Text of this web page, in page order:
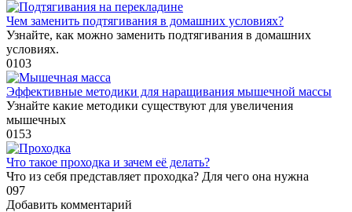
Чем заменить подтягивания в домашних условиях?
Узнайте, как можно заменить подтягивания в домашних
условиях.
0103
Эффективные методики для наращивания мышечной массы
Узнайте какие методики существуют для увеличения
мышечных
0153
Что такое проходка и зачем её делать?
Что из себя представляет проходка? Для чего она нужна
097
Добавить комментарий